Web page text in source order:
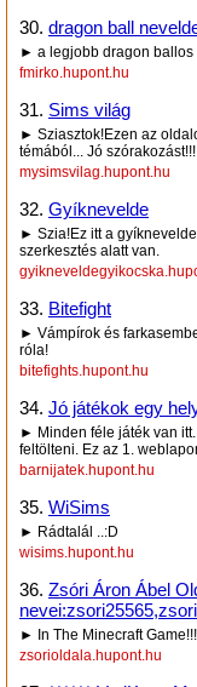
30. dragon ball
► a legjobb dragon ballos
fmirko.hupont.hu
31. Sims világ
► Sziasztok!Ezen az
témából... Jó
mysimsvilag.hupont.hu
32. Gyíknevelde
► Szia!Ez itt a
szerkesztés alatt van.
33. Bitefight
► Vámpírok és
róla!
bitefights.hupont.hu
34. Jó játékok egy
► Minden féle játék van
feltölteni. Ez az 1.
barnijatek.hupont.hu
35. WiSims
► Rádtalál ..:D
wisims.hupont.hu
36. Zsóri Áron Ábel
► In The Minecraft
zsorioldala.hupont.hu